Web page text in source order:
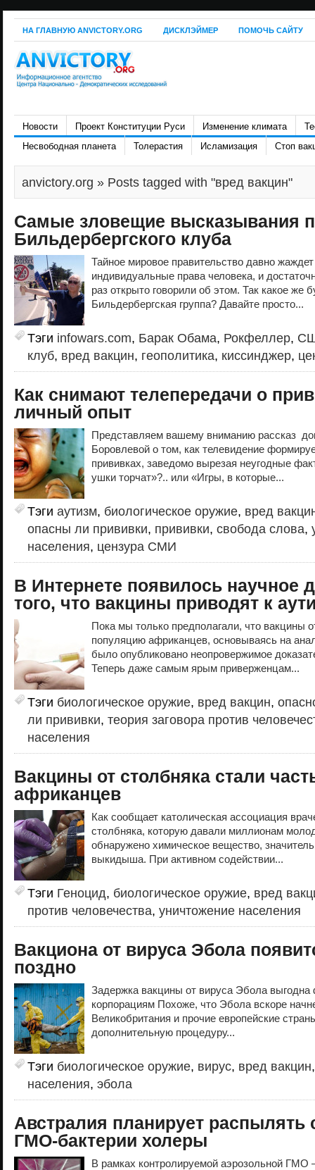
НА ГЛАВНУЮ ANVICTORY.ORG ДИСКЛЭЙМЕР ПОМОЧЬ САЙТУ
Новости Проект Конституции Руси Изменение климата
Несвободная планета
Толерастия Исламизация Стоп
anvictory.org » Posts tagged with "вред вакцин"
Самые зловещие высказывания
Бильдербергского клуба
Тайное мировое правительство давно
индивидуальные права человека, и
раз открыто говорили об этом. Так какое же
Бильдербергская группа? Давайте просто...
Тэги infowars.com, Барак Обама, Рокфеллер,
клуб, вред вакцин, геополитика, киссинджер,
Как снимают телепередачи о
личный опыт
Представляем вашему вниманию рассказ
Боровлевой о том, как телевидение
прививках, заведомо вырезая неугодные
ушки торчат»?.. или «Игры, в которые...
Тэги аутизм, биологическое оружие, вред
опасны ли прививки, прививки, свобода слова,
населения, цензура СМИ
В Интернете появилось научное
того, что вакцины приводят к
Пока мы только предполагали, что вакцины
популяцию африканцев, основываясь на
было опубликовано неопровержимое
Теперь даже самым ярым приверженцам...
Тэги биологическое оружие, вред вакцин,
ли прививки, теория заговора против
населения
Вакцины от столбняка стали
африканцев
Как сообщает католическая ассоциация
столбняка, которую давали миллионам
обнаружено химическое вещество,
выкидыша. При активном содействии...
Тэги Геноцид, биологическое оружие, вред
против человечества, уничтожение населения
Вакциона от вируса Эбола
поздно
Задержка вакцины от вируса Эбола
корпорациям Похоже, что Эбола вскоре
Великобритания и прочие европейские
дополнительную процедуру...
Тэги биологическое оружие, вирус, вред вакцин
населения, эбола
Австралия планирует распылять
ГМО-бактерии холеры
В рамках контролируемой аэрозольной